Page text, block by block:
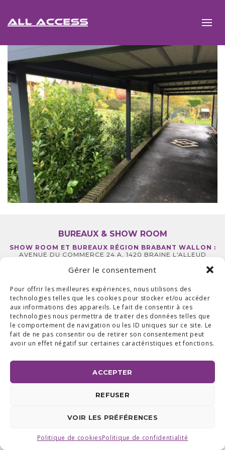
Gérer le consentement
Pour offrir les meilleures expériences, nous utilisons des
technologies telles que les cookies pour stocker et/ou accéder
aux informations des appareils. Le fait de consentir à ces
technologies nous permettra de traiter des données telles que
le comportement de navigation ou les ID uniques sur ce site. Le
fait de ne pas consentir ou de retirer son consentement peut
avoir un effet négatif sur certaines caractéristiques et fonctions.
ACCEPTER
REFUSER
VOIR LES PRÉFÉRENCES
Politique de cookiesPolitique de confidentialité
BUREAUX & SHOW ROOM
SHOW ROOM ET BUREAUX RÉGION BRABANT WALLON :
AVENUE DU COMMERCE 24 A, 1420 BRAINE L'ALLEUD
4430 ANS TEL +32 (0) 2 387 43 32 | FAX +32 (0) 2 663 70 09
©2025 ALL ACCESS | POLITIQUE DE CONFIDENTIALITÉ
|